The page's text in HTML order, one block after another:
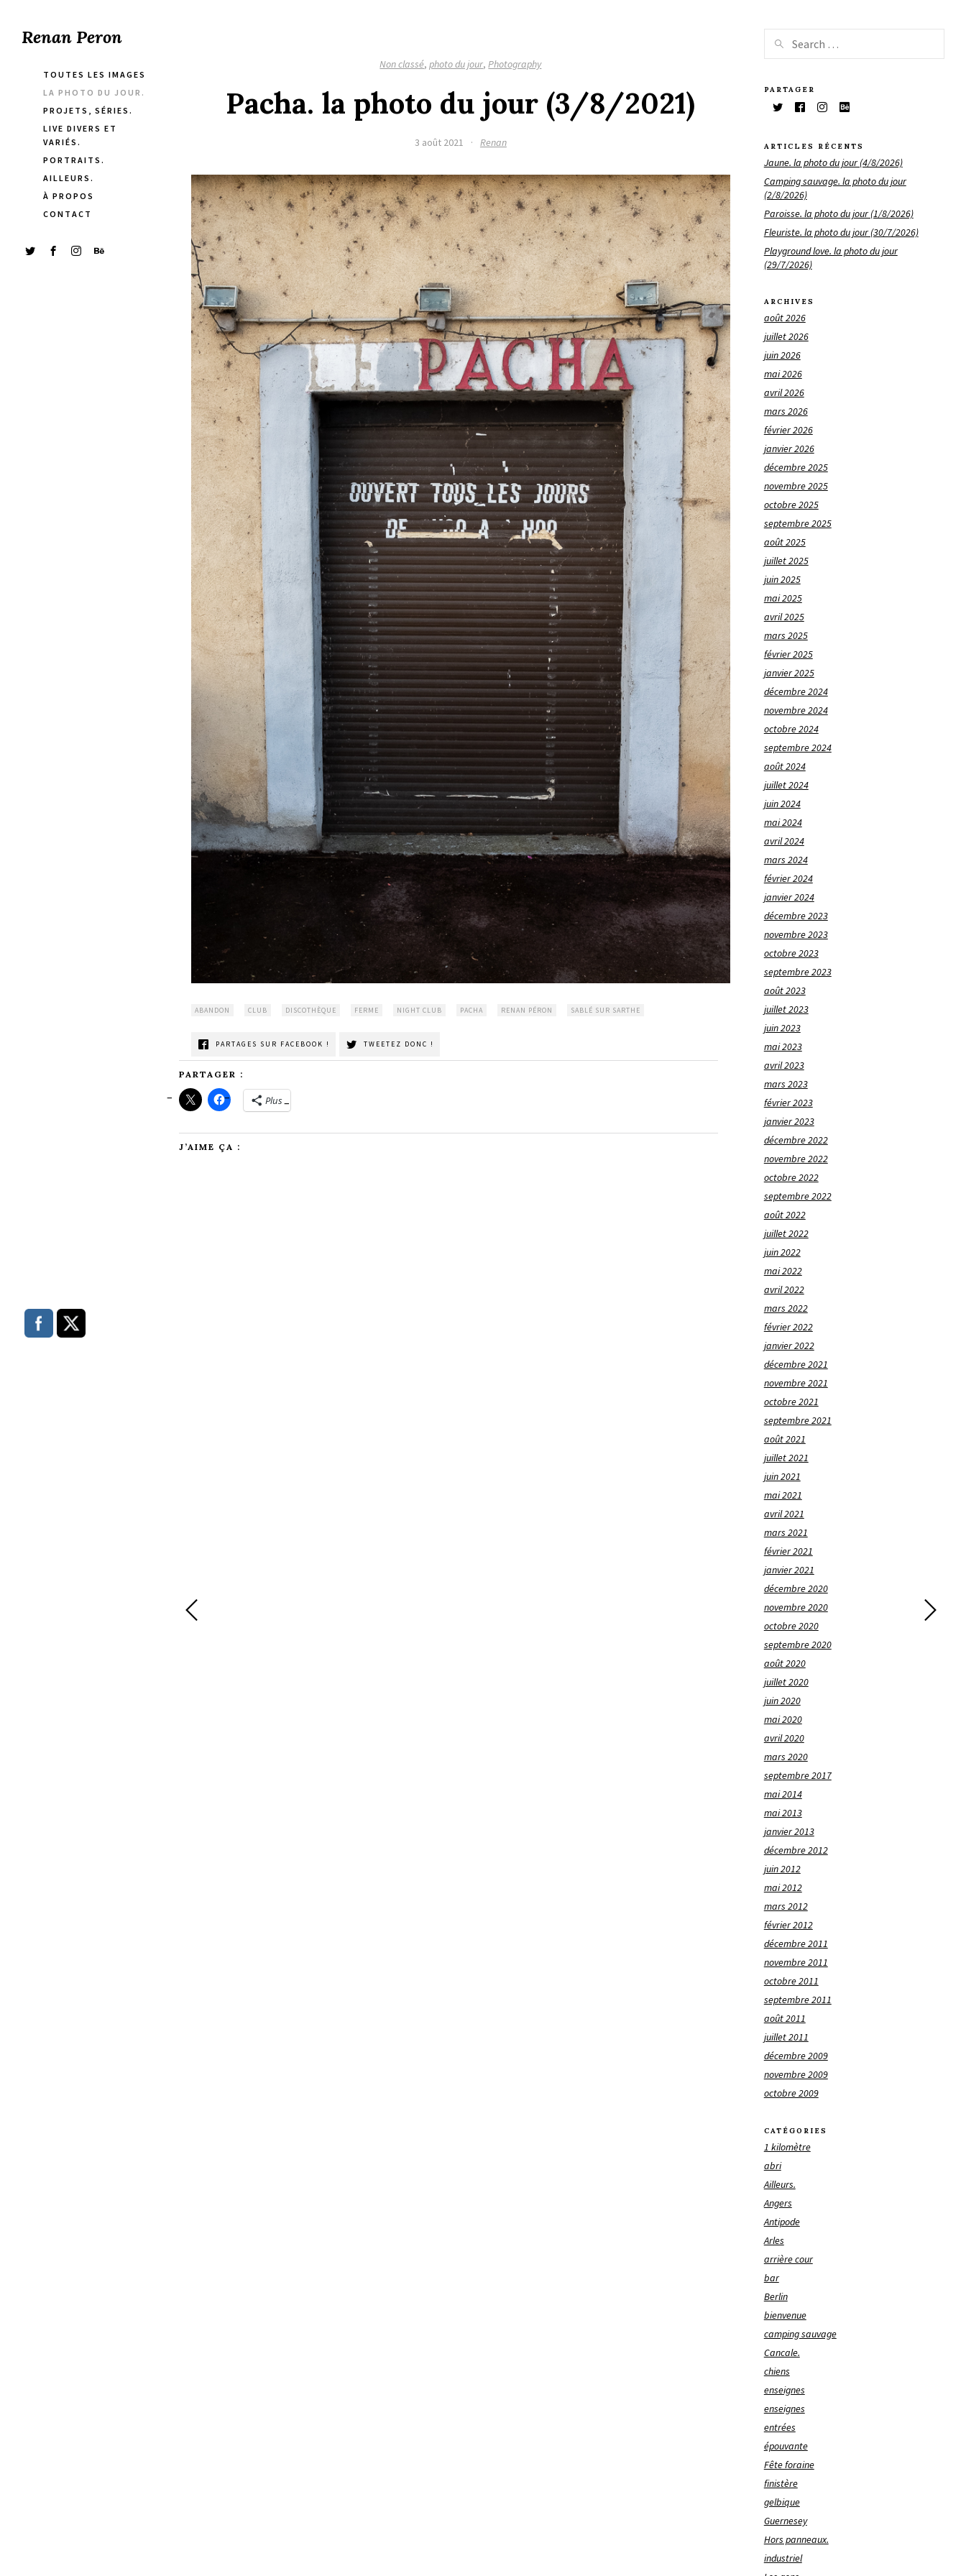
Renan Peron
TOUTES LES IMAGES
LA PHOTO DU JOUR.
PROJETS, SÉRIES.
LIVE DIVERS ET
VARIÉS.
PORTRAITS.
AILLEURS.
À PROPOS
CONTACT
Non classé,photo du jour,Photography
Pacha. la photo du jour (3/8/2021)
3 août 2021 · Renan
ABANDON CLUB DISCOTHÈQUE FERME NIGHT CLUB PACHA RENAN PÉRON SABLÉ SUR SARTHE
PARTAGES SUR FACEBOOK ! TWEETEZ DONC !
PARTAGER :
Plus
J’AIME ÇA :
PARTAGER
ARTICLES RÉCENTS
Jaune. la photo du jour (4/8/2026)
Camping sauvage. la photo du jour
(2/8/2026)
Paroisse. la photo du jour (1/8/2026)
Fleuriste. la photo du jour (30/7/2026)
Playground love. la photo du jour
(29/7/2026)
ARCHIVES
août 2026
juillet 2026
juin 2026
mai 2026
avril 2026
mars 2026
février 2026
janvier 2026
décembre 2025
novembre 2025
octobre 2025
septembre 2025
août 2025
juillet 2025
juin 2025
mai 2025
avril 2025
mars 2025
février 2025
janvier 2025
décembre 2024
novembre 2024
octobre 2024
septembre 2024
août 2024
juillet 2024
juin 2024
mai 2024
avril 2024
mars 2024
février 2024
janvier 2024
décembre 2023
novembre 2023
octobre 2023
septembre 2023
août 2023
juillet 2023
juin 2023
mai 2023
avril 2023
mars 2023
février 2023
janvier 2023
décembre 2022
novembre 2022
octobre 2022
septembre 2022
août 2022
juillet 2022
juin 2022
mai 2022
avril 2022
mars 2022
février 2022
janvier 2022
décembre 2021
novembre 2021
octobre 2021
septembre 2021
août 2021
juillet 2021
juin 2021
mai 2021
avril 2021
mars 2021
février 2021
janvier 2021
décembre 2020
novembre 2020
octobre 2020
septembre 2020
août 2020
juillet 2020
juin 2020
mai 2020
avril 2020
mars 2020
septembre 2017
mai 2014
mai 2013
janvier 2013
décembre 2012
juin 2012
mai 2012
mars 2012
février 2012
décembre 2011
novembre 2011
octobre 2011
septembre 2011
août 2011
juillet 2011
décembre 2009
novembre 2009
octobre 2009
CATÉGORIES
1 kilomètre
abri
Ailleurs.
Angers
Antipode
Arles
arrière cour
bar
Berlin
bienvenue
camping sauvage
Cancale.
chiens
enseignes
enseignes
entrées
épouvante
Fête foraine
finistère
gelbique
Guernesey
Hors panneaux.
industriel